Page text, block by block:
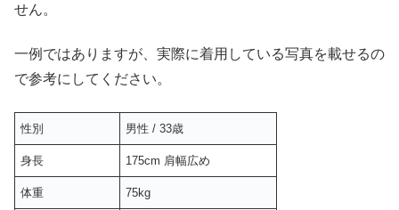
せん。
一例ではありますが、実際に着用している写真を載せるの
で参考にしてください。
性別 男性 / 33歳
身長 175cm 肩幅広め
体重 75kg